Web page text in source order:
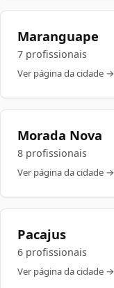
Maranguape
7 profissionais
Ver página da cidade →
Morada Nova
8 profissionais
Ver página da cidade →
Pacajus
6 profissionais
Ver página da cidade →